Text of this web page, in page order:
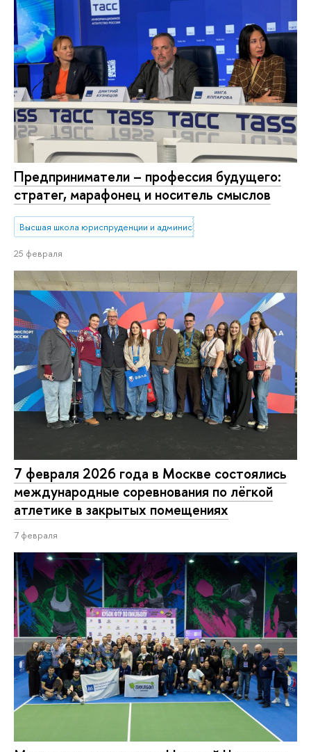
Предприниматели – профессия будущего:
стратег, марафонец и носитель смыслов
Высшая школа юриспруденции и администрирования
25 февраля
7 февраля 2026 года в Москве состоялись
международные соревнования по лёгкой
атлетике в закрытых помещениях
7 февраля